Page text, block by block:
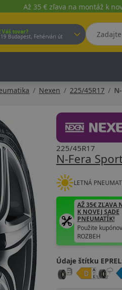
Až 35 € zľava na montáž k
Váš tovar?
1119 Budapest, Fehérvári út
Nexen 225/45R17
N-Fera
225/45R17
LETNÁ
AŽ 35€ ZĽAVA
K NOVEJ SADE
PNEUMATÍK!
Použite
ROZBEH
Údaje štítku